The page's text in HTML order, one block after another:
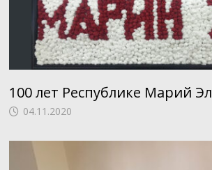
100 лет Республике Марий Эл
04.11.2020